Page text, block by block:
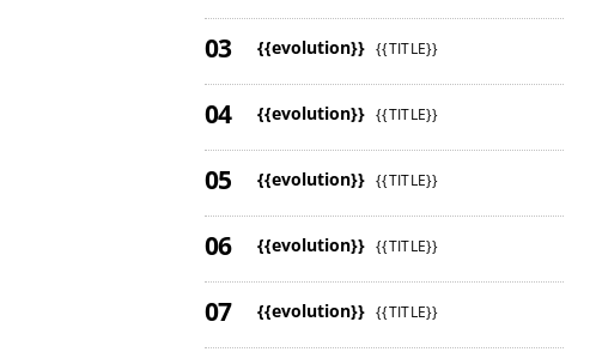
{{evolution}} {{TITLE}}
{{evolution}} {{TITLE}}
{{evolution}} {{TITLE}}
{{evolution}} {{TITLE}}
{{evolution}} {{TITLE}}